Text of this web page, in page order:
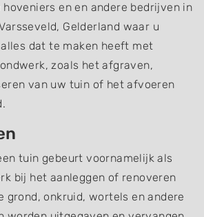
en en andere bedrijven in
Gelderland waar u
dat te maken heeft met
zoals het afgraven,
van uw tuin of het afvoeren
tuin gebeurt voornamelijk als
bij het aanleggen of renoveren
grond, onkruid, wortels en andere